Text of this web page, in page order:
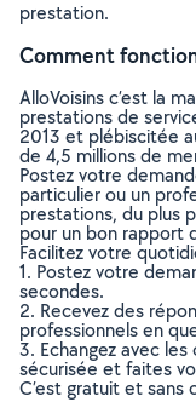
prestation.
Comment
AlloVoisins c’est la
prestations de
2013 et plébiscitée
de 4,5 millions de
Postez votre
particulier ou un
prestations, du plus
pour un bon rapport
Facilitez votre
1. Postez votre
secondes.
2. Recevez des
professionnels en
3. Echangez avec
sécurisée et faites
C’est gratuit et sans